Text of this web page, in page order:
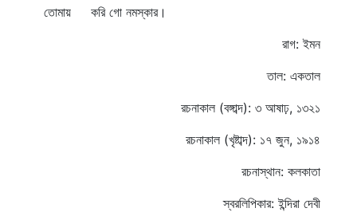
তোমায় করি গো নমস্কার।
রাগ: ইমন
তাল: একতাল
রচনাকাল (বঙ্গাব্দ): ৩ আষাঢ়, ১৩২১
রচনাকাল (খৃষ্টাব্দ): ১৭ জুন, ১৯১৪
রচনাস্থান: কলকাতা
স্বরলিপিকার: ইন্দিরা দেবী